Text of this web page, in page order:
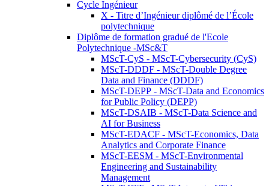
Cycle Ingénieur
X - Titre d’Ingénieur diplômé de l’École
polytechnique
Diplôme de formation gradué de l'Ecole
Polytechnique -MSc&T
MScT-CyS - MScT-Cybersecurity (CyS)
MScT-DDDF - MScT-Double Degree
Data and Finance (DDDF)
MScT-DEPP - MScT-Data and Economics
for Public Policy (DEPP)
MScT-DSAIB - MScT-Data Science and
AI for Business
MScT-EDACF - MScT-Economics, Data
Analytics and Corporate Finance
MScT-EESM - MScT-Environmental
Engineering and Sustainability
Management